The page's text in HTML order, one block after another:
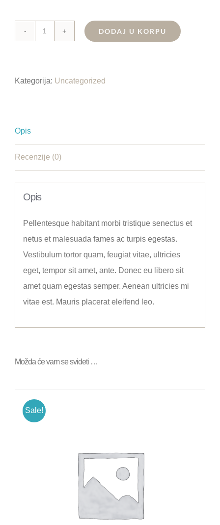
DODAJ U KORPU
Kategorija: Uncategorized
Opis
Recenzije (0)
Opis
Pellentesque habitant morbi tristique senectus et
netus et malesuada fames ac turpis egestas.
Vestibulum tortor quam, feugiat vitae, ultricies
eget, tempor sit amet, ante. Donec eu libero sit
amet quam egestas semper. Aenean ultricies mi
vitae est. Mauris placerat eleifend leo.
Možda će vam se svideti …
Sale!